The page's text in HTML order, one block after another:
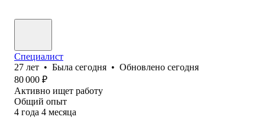
Специалист
27 лет • Была сегодня • Обновлено сегодня
80 000 ₽
Активно ищет работу
Общий опыт
4 года 4 месяца